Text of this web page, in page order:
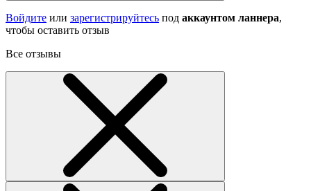
Войдите или зарегистрируйтесь под аккаунтом ланнера,
чтобы оставить отзыв
Все отзывы